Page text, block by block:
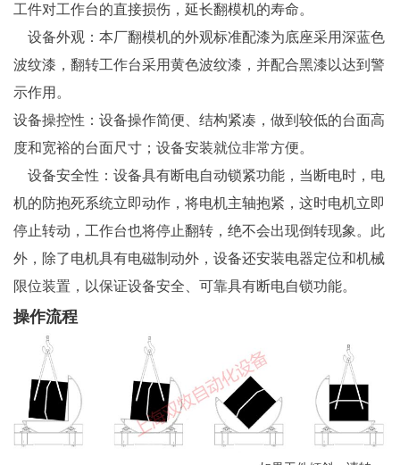
工件对工作台的直接损伤，延长翻模机的寿命。
设备外观：本厂翻模机的外观标准配漆为底座采用深蓝色
波纹漆，翻转工作台采用黄色波纹漆，并配合黑漆以达到警
示作用。
设备操控性：设备操作简便、结构紧凑，做到较低的台面高
度和宽裕的台面尺寸；设备安装就位非常方便。
设备安全性：设备具有断电自动锁紧功能，当断电时，电
机的防抱死系统立即动作，将电机主轴抱紧，这时电机立即
停止转动，工作台也将停止翻转，绝不会出现倒转现象。此
外，除了电机具有电磁制动外，设备还安装电器定位和机械
限位装置，以保证设备安全、可靠具有断电自锁功能。
操作流程